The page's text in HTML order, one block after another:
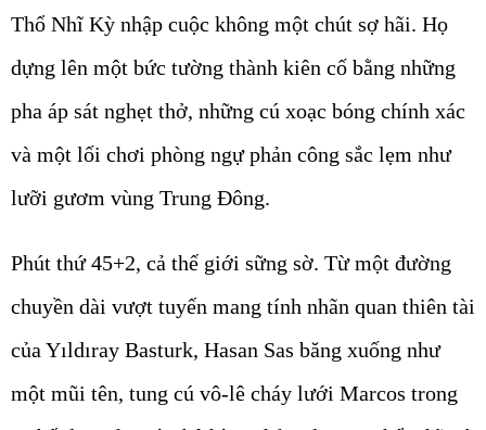
Thổ Nhĩ Kỳ nhập cuộc không một chút sợ hãi. Họ
dựng lên một bức tường thành kiên cố bằng những
pha áp sát nghẹt thở, những cú xoạc bóng chính xác
và một lối chơi phòng ngự phản công sắc lẹm như
lưỡi gươm vùng Trung Đông.
Phút thứ 45+2, cả thế giới sững sờ. Từ một đường
chuyền dài vượt tuyến mang tính nhãn quan thiên tài
của Yıldıray Basturk, Hasan Sas băng xuống như
một mũi tên, tung cú vô-lê cháy lưới Marcos trong